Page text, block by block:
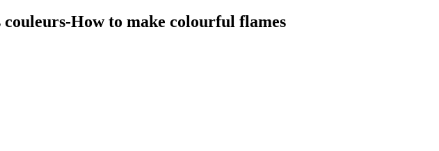
couleurs-How to make colourful flames